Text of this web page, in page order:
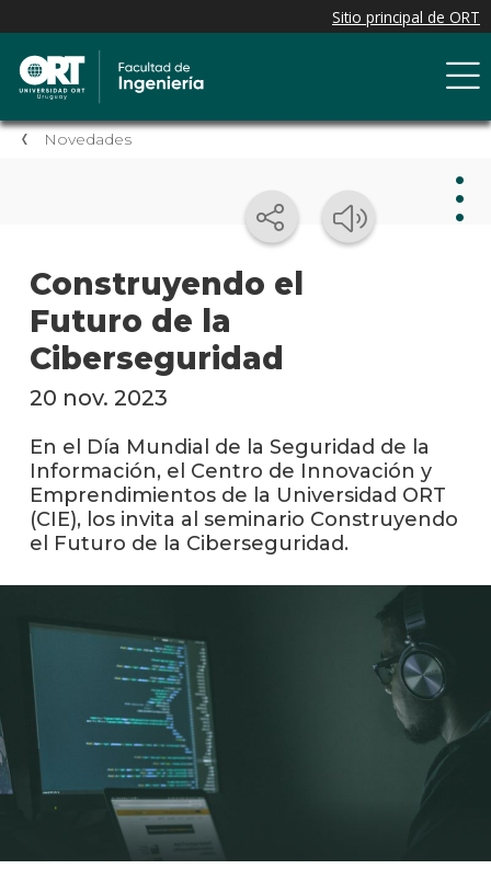
Novedades
Construyendo el
Futuro de la
Ciberseguridad
los
Blog
de
20 nov. 2023
En el Día Mundial de la Seguridad de la
Información, el Centro de Innovación y
Emprendimientos de la Universidad ORT
(CIE), los invita al seminario Construyendo
el Futuro de la Ciberseguridad.